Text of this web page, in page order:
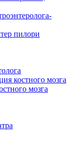
пилори
костного мозга
мозга